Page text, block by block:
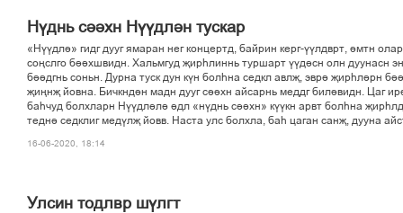
Нўднь сііхн Нўўдлін тускар
«Нўўдлі» гидг дууг ямаран нег концертд, байрин керг-ўўлдврт, імтн
соњслго бііхшвидн. Хальмгуд љирєлиннь туршарт ўўдісн олн дуунасн
біідгнь соньн. Дурна туск дун кўн болєна седкл авлљ, эврі љирєлірн
љињнљ йовна. Бичкндін мадн дууг сііхн айсарнь меддг билівидн. Цаг
баєчуд болхларн Нўўдлілі ідл «нўднь сііхн» кўўкн арвт болєна
тедні седклиг медўлљ йовв. Наста улс болхла, бає цаган санљ, дууна
16-06-2020, 18:14
Улсин тодлвр шўлгт